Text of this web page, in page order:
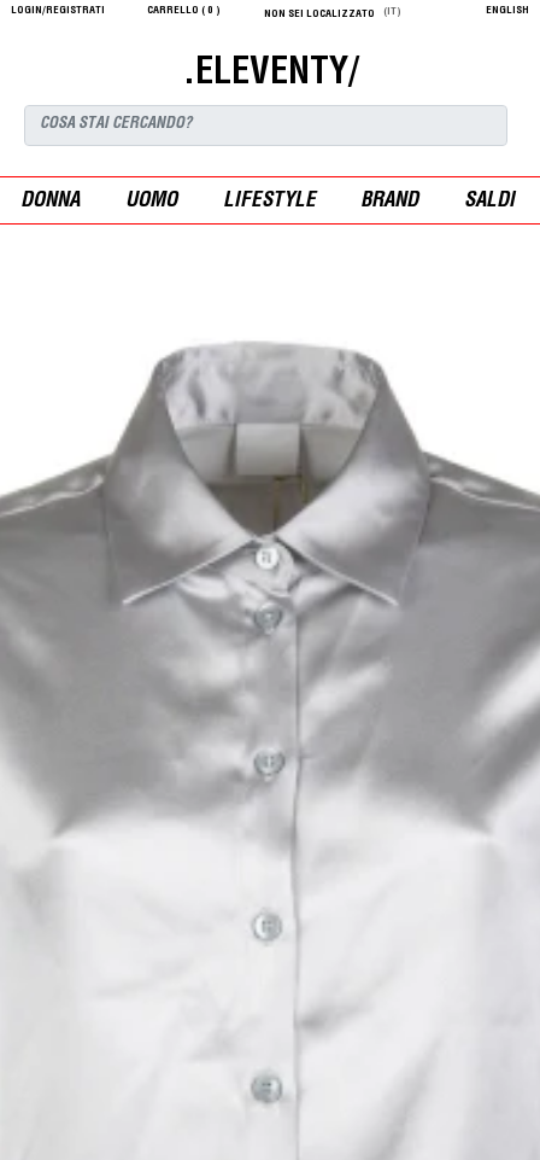
LOGIN/REGISTRATI CARRELLO ( 0 ) NON SEI LOCALIZZATO (IT) ENGLISH
.ELEVENTY/
DONNA UOMO LIFESTYLE BRAND SALDI